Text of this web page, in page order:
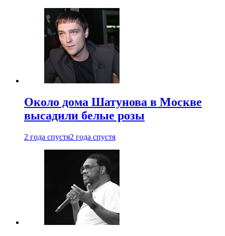
Около дома Шатунова в Москве
высадили белые розы
2 года спустя2 года спустя